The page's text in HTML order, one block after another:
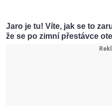
Jaro je tu! Víte, jak se to
že se po zimní přestávce